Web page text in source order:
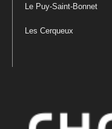
Le Puy-Saint-Bonnet
Les Cerqueux